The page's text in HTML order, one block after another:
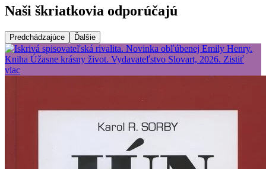
Naši škriatkovia odporúčajú
Predchádzajúce Ďalšie